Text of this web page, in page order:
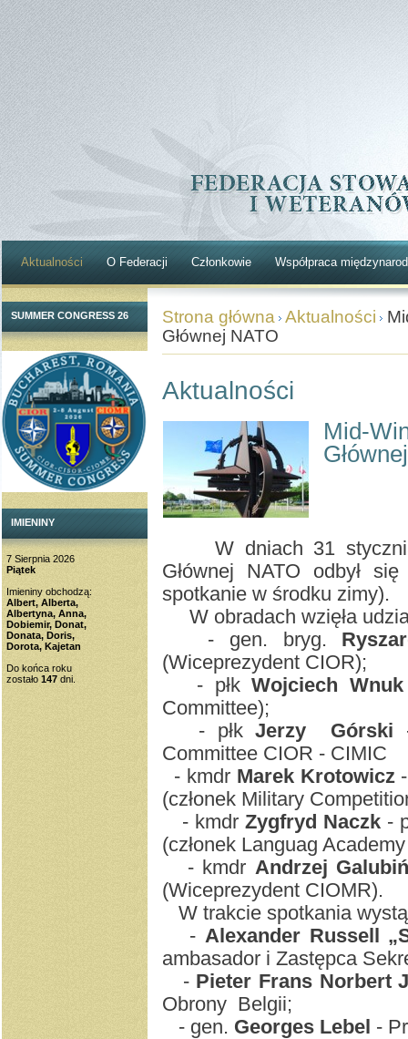
Aktualności O Federacji Członkowie Współpraca
SUMMER CONGRESS 26
IMIENINY
7 Sierpnia 2026
Piątek
Imieniny obchodzą:
Albert, Alberta,
Albertyna, Anna,
Dobiemir, Donat,
Donata, Doris,
Dorota, Kajetan
Do końca roku
zostało 147 dni.
Strona główna Aktualności
Głównej NATO
Aktualności
Mid-
W dniach 31 stycznia
Głównej NATO odbył
spotkanie w środku zimy).
W obradach wzięła
- gen. bryg.
(Wiceprezydent CIOR);
- płkWojciech Wnuk
Committee);
- płkJerzy Górski
Committee CIOR - CIMIC
- kmdr Marek Krotowicz-
(członek Military
- kmdr Zygfryd Naczk -
(członek Languag
- kmdr Andrzej
(Wiceprezydent CIOMR).
W trakcie spotkania
- Alexander Russell
ambasador i Zastępca
- Pieter Frans Norbert
Obrony Belgii;
- gen. Georges Lebel -